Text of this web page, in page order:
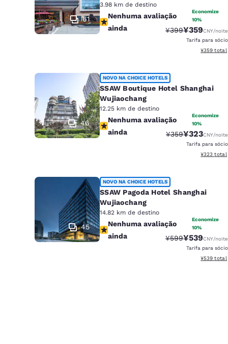
61
3.98 km de destino
Nenhuma avaliação ainda
Nenhuma avaliação
ainda
Economize
10%
Tarifa anterior
¥399Tarifa com
¥359CNY/noite
Tarifa para sócio
Exibir
¥359 total
46
NOVO NA CHOICE HOTELS
SSAW Boutique Hotel Shanghai
Wujiaochang
12.25 km de destino
Nenhuma avaliação ainda
Nenhuma avaliação
ainda
Economize
10%
Tarifa anterior
¥359Tarifa com
¥323CNY/noite
Tarifa para sócio
Exibir
¥323 total
45
NOVO NA CHOICE HOTELS
SSAW Pagoda Hotel Shanghai
Wujiaochang
14.82 km de destino
Nenhuma avaliação ainda
Nenhuma avaliação
ainda
Economize
10%
Tarifa anterior
¥599Tarifa com
¥539CNY/noite
Tarifa para sócio
Exibir
¥539 total